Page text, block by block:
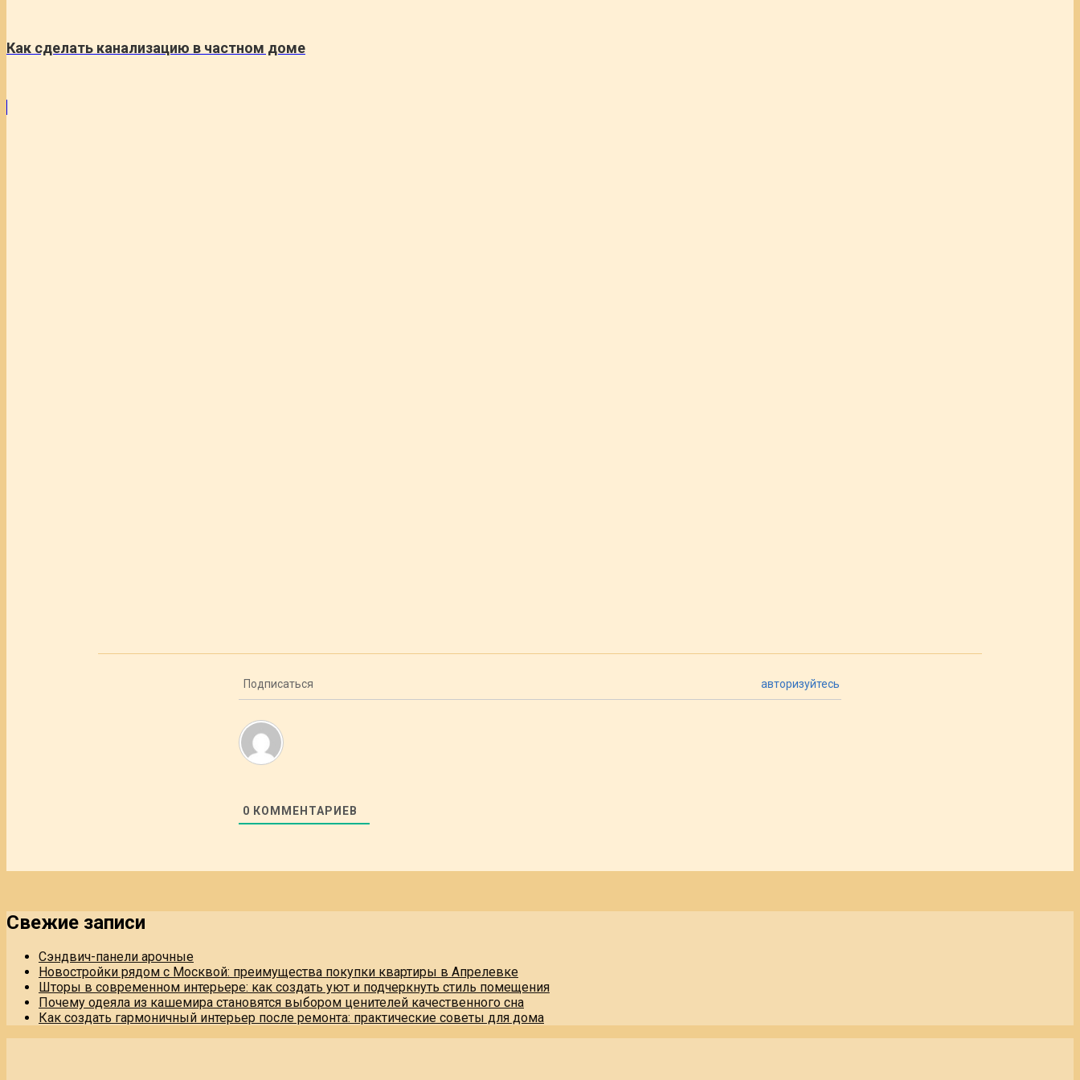
Как сделать канализацию в частном доме
Подписаться авторизуйтесь
0 КОММЕНТАРИЕВ
Свежие записи
Сэндвич-панели арочные
Новостройки рядом с Москвой: преимущества покупки квартиры в Апрелевке
Шторы в современном интерьере: как создать уют и подчеркнуть стиль помещения
Почему одеяла из кашемира становятся выбором ценителей качественного сна
Как создать гармоничный интерьер после ремонта: практические советы для дома